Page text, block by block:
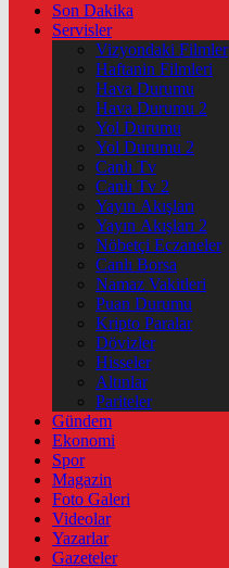
Son Dakika
Servisler
Vizyondaki Filmler
Haftanin Filmleri
Hava Durumu
Hava Durumu 2
Yol Durumu
Yol Durumu 2
Canlı Tv
Canlı Tv 2
Yayın Akışları
Yayın Akışları 2
Nöbetçi Eczaneler
Canlı Borsa
Namaz Vakitleri
Puan Durumu
Kripto Paralar
Dövizler
Hisseler
Altınlar
Pariteler
Gündem
Ekonomi
Spor
Magazin
Foto Galeri
Videolar
Yazarlar
Gazeteler